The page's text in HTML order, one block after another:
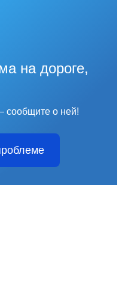
на дороге,
сообщите о ней!